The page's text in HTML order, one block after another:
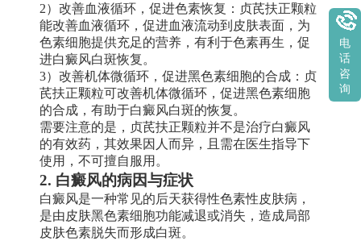
2）改善血液循环，促进色素恢复：贞芪扶正颗粒
能改善血液循环，促进血液流动到皮肤表面，为
色素细胞提供充足的营养，有利于色素再生，促
进白癜风白斑恢复。
3）改善机体微循环，促进黑色素细胞的合成：贞
芪扶正颗粒可改善机体微循环，促进黑色素细胞
的合成，有助于白癜风白斑的恢复。
需要注意的是，贞芪扶正颗粒并不是治疗白癜风
的有效药，其效果因人而异，且需在医生指导下
使用，不可擅自服用。
2. 白癜风的病因与症状
白癜风是一种常见的后天获得性色素性皮肤病，
是由皮肤黑色素细胞功能减退或消失，造成局部
皮肤色素脱失而形成白斑。
电
话
咨
询